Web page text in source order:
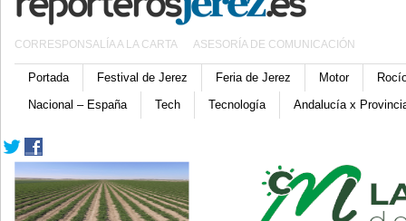
CORRESPONSALÍA A LA CARTA ASESORÍA DE COMUNICACIÓN
Portada Festival de Jerez Feria de Jerez Motor
Nacional – España
Tech Tecnología Andalucía x